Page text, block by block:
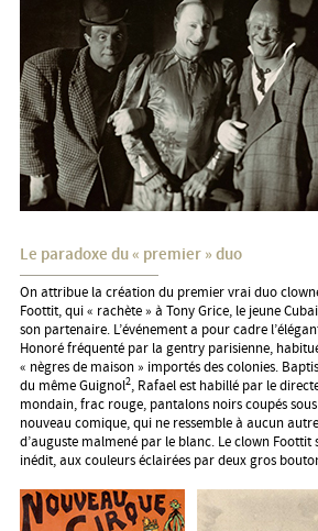
Le paradoxe du « premier » duo
On attribue la création du premier vrai duo
Foottit, qui « rachète » à Tony Grice, le jeune
son partenaire. L’événement a pour cadre
Honoré fréquenté par la gentry parisienne,
« nègres de maison » importés des colonies.
du même Guignol2, Rafael est habillé par le
mondain, frac rouge, pantalons noirs coupés
nouveau comique, qui ne ressemble à aucun
d’auguste malmené par le blanc. Le clown
inédit, aux couleurs éclairées par deux gros